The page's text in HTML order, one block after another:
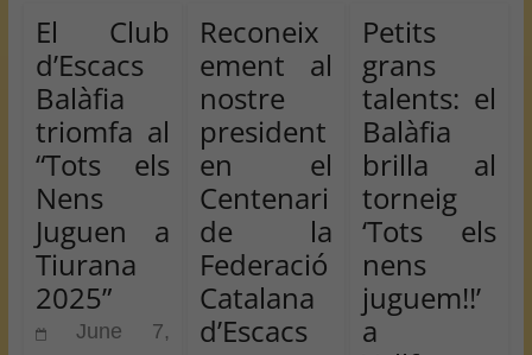
El Club
d’Escacs
Balàfia
triomfa al
“Tots els
Nens
Juguen a
Tiurana
2025”
June 7,
Reconeix
ement al
nostre
president
en el
Centenari
de la
Federació
Catalana
d’Escacs
Petits
grans
talents: el
Balàfia
brilla al
torneig
‘Tots els
nens
juguem!!’
a